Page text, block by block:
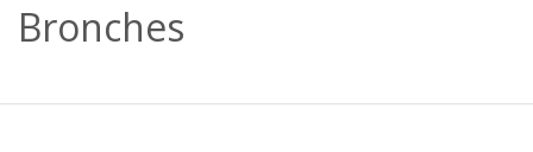
Bronches